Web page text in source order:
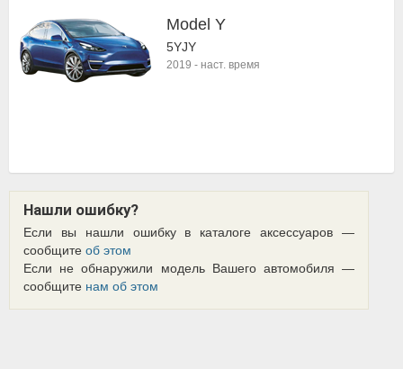
Model Y
5YJY
2019 - наст. время
Нашли ошибку?
Если вы нашли ошибку в каталоге аксессуаров —
сообщите об этом
Если не обнаружили модель Вашего автомобиля —
сообщите нам об этом